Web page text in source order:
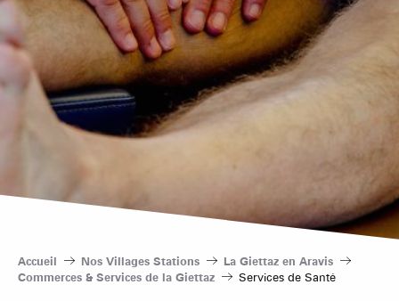
Accueil Nos Villages Stations
La Giettaz en Aravis
Commerces & Services de la Giettaz
Services de Santé